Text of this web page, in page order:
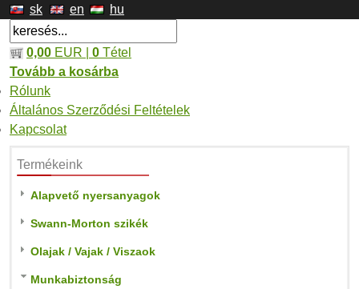
sk en hu
0,00 EUR | 0 Tétel
Tovább a kosárba
Rólunk
Általános Szerződési Feltételek
Kapcsolat
Termékeink
Alapvető nyersanyagok
Swann-Morton szikék
Olajak / Vajak / Viszaok
Munkabiztonság